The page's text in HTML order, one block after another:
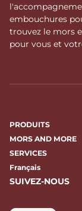
embouchures
trouvez le mors
pour vous et
PRODUITS
MORS AND MORE
SERVICES
Français
SUIVEZ-NOUS